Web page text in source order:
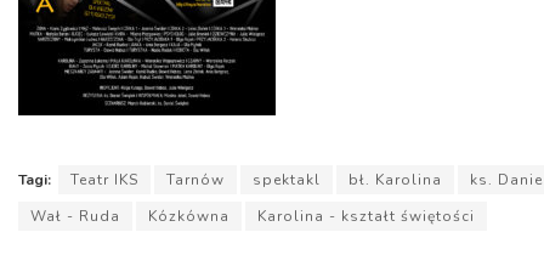
Tagi: Teatr IKS Tarnów spektakl bł. Karolina
ks.
Wał - Ruda
Kózkówna Karolina - kształt świętości